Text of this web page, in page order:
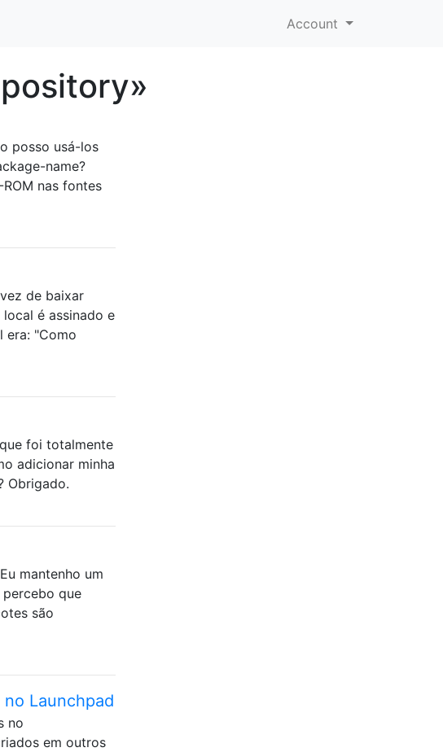
Account
posso usá-los
name?
nas fontes
de baixar
é assinado e
era: "Como
foi totalmente
adicionar minha
Obrigado.
mantenho um
que
são
Launchpad
no
em outros